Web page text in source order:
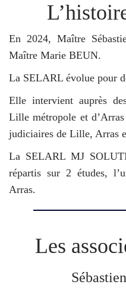
En 2024, Maître
Maître Marie BEUN.
La SELARL évolue pour
Elle intervient auprès
Lille métropole et
judiciaires de Lille, Arras
La SELARL MJ
répartis sur 2 études,
Arras.
Les